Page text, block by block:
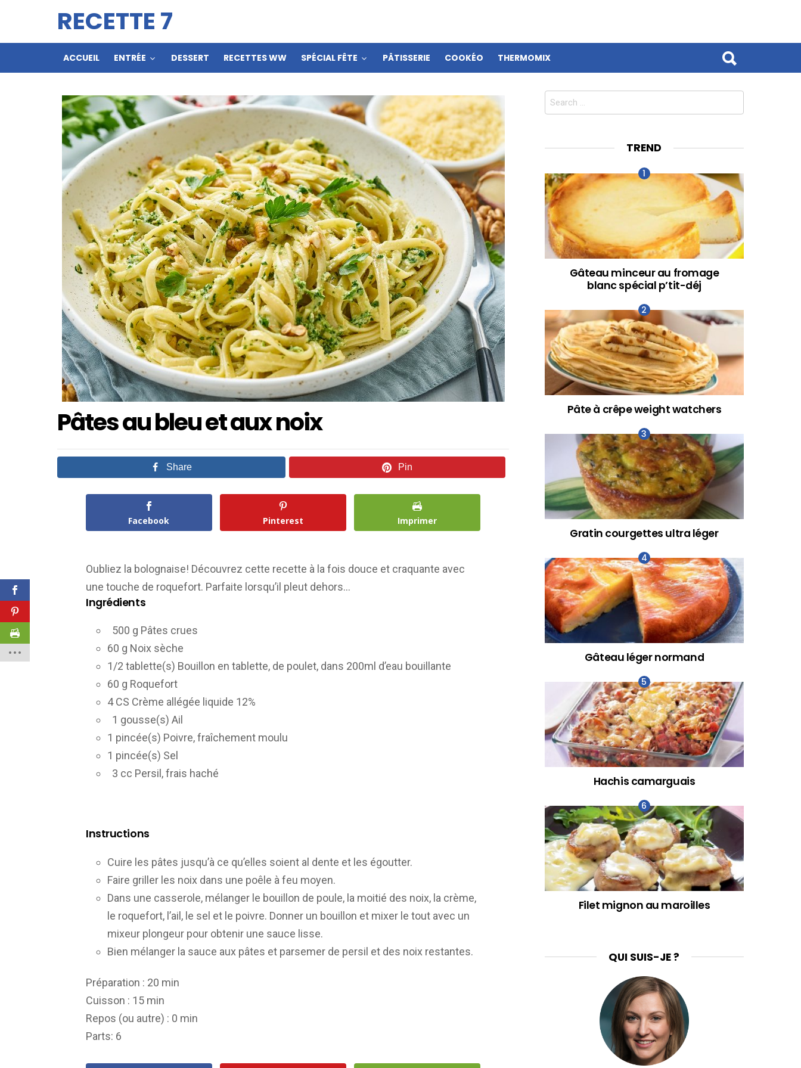
RECETTE 7
ACCUEIL ENTRÉE DESSERT RECETTES WW SPÉCIAL FÊTE PÂTISSERIE COOKÉO THERMOMIX
Pâtes au bleu et aux noix
Share Pin
Facebook Pinterest Imprimer
Oubliez la bolognaise! Découvrez cette recette à la fois douce et craquante avec
une touche de roquefort. Parfaite lorsqu’il pleut dehors…
Ingrédients
500 g Pâtes crues
60 g Noix sèche
1/2 tablette(s) Bouillon en tablette, de poulet, dans 200ml d’eau bouillante
60 g Roquefort
4 CS Crème allégée liquide 12%
1 gousse(s) Ail
1 pincée(s) Poivre, fraîchement moulu
1 pincée(s) Sel
3 cc Persil, frais haché
Instructions
Cuire les pâtes jusqu’à ce qu’elles soient al dente et les égoutter.
Faire griller les noix dans une poêle à feu moyen.
Dans une casserole, mélanger le bouillon de poule, la moitié des noix, la crème,
le roquefort, l’ail, le sel et le poivre. Donner un bouillon et mixer le tout avec un
mixeur plongeur pour obtenir une sauce lisse.
Bien mélanger la sauce aux pâtes et parsemer de persil et des noix restantes.
Préparation : 20 min
Cuisson : 15 min
Repos (ou autre) : 0 min
Parts: 6
Search
TREND
Gâteau minceur au fromage
blanc spécial p’tit-déj
Pâte à crêpe weight watchers
Gratin courgettes ultra léger
Gâteau léger normand
Hachis camarguais
Filet mignon au maroilles
QUI SUIS-JE ?